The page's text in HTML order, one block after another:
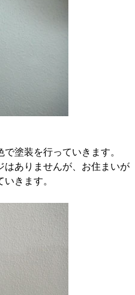
塗装を行っていきます。
はありませんが、お住まいが
きます。